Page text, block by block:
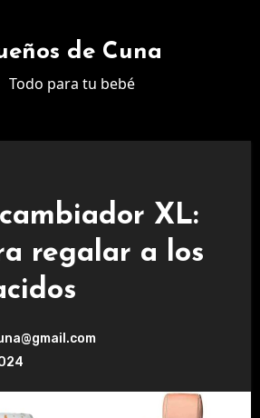
de Cuna
Todo para tu bebé
XL:
regalar a los